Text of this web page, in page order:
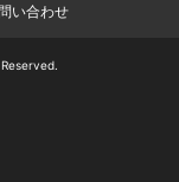
い合わせ